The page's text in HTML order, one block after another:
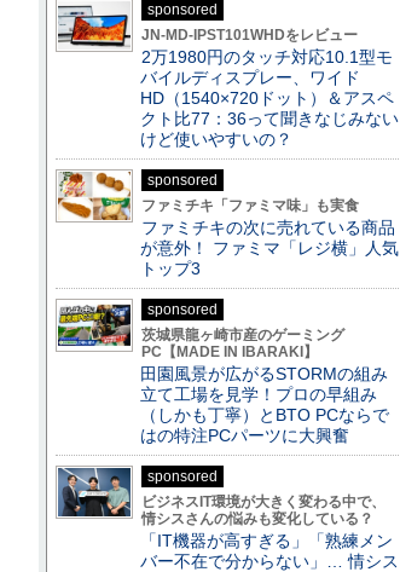
sponsored
JN-MD-IPST101WHDをレビュー
2万1980円のタッチ対応10.1型モ
バイルディスプレー、ワイド
HD（1540×720ドット）＆アスペ
クト比77：36って聞きなじみない
けど使いやすいの？
sponsored
ファミチキ「ファミマ味」も実食
ファミチキの次に売れている商品
が意外！ ファミマ「レジ横」人気
トップ3
sponsored
茨城県龍ヶ崎市産のゲーミング
PC【MADE IN IBARAKI】
田園風景が広がるSTORMの組み
立て工場を見学！プロの早組み
（しかも丁寧）とBTO PCならで
はの特注PCパーツに大興奮
sponsored
ビジネスIT環境が大きく変わる中で、
情シスさんの悩みも変化している？
「IT機器が高すぎる」「熟練メン
バー不在で分からない」… 情シス